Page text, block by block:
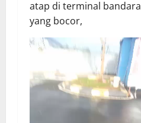
atap di terminal bandara
yang bocor,
Pemutar